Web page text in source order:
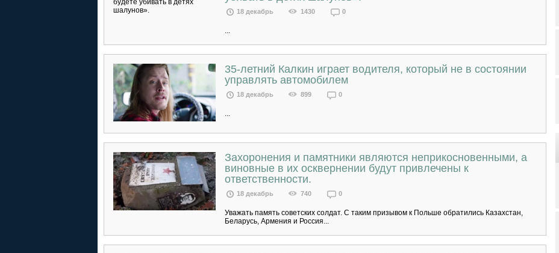
18 декабрь 1430 0
...
35-летний Калкин играет водителя, который не в состоянии
управлять автомобилем
18 декабрь 899 0
...
Захоронения и памятники являются неприкосновенными, а
виновные в их осквернении будут привлечены к
ответственности.
18 декабрь 740 0
Уважать память советских солдат. С таким призывом к Польше обратились Казахстан,
Беларусь, Армения и Россия...